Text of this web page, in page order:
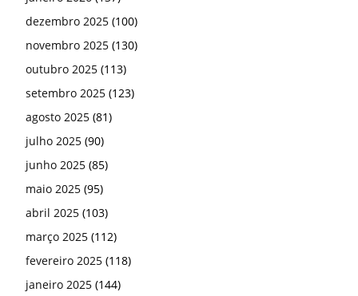
dezembro 2025 (100)
novembro 2025 (130)
outubro 2025 (113)
setembro 2025 (123)
agosto 2025 (81)
julho 2025 (90)
junho 2025 (85)
maio 2025 (95)
abril 2025 (103)
março 2025 (112)
fevereiro 2025 (118)
janeiro 2025 (144)